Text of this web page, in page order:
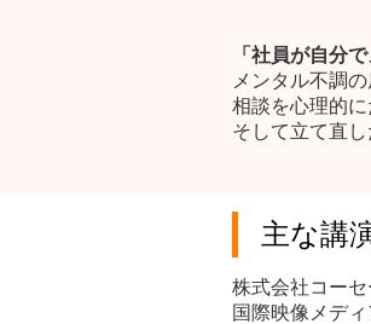
「社員が自分
メンタル不調
相談を心理的
そして立て直
主な講
株式会社コー
国際映像メデ